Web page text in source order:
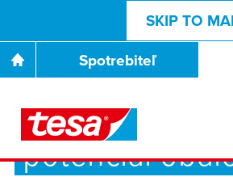
SKIP TO
Spotrebiteľ
Spoločne
potenciál